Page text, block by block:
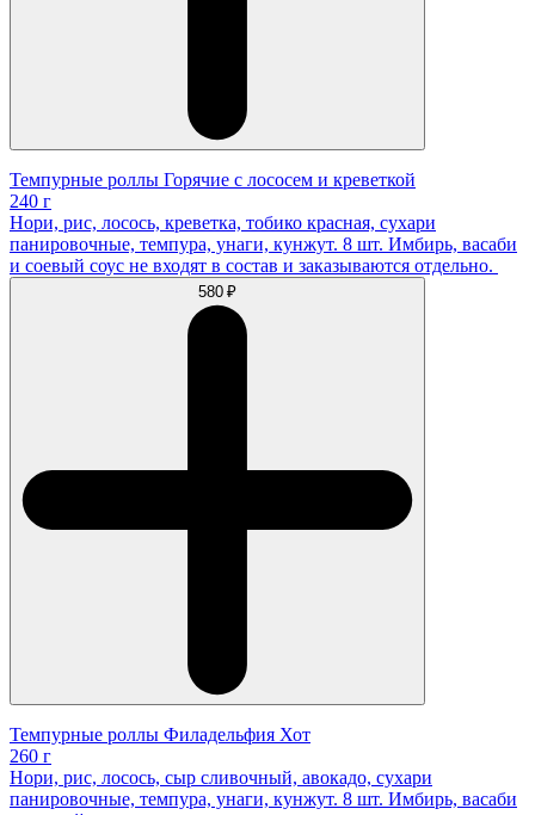
Темпурные роллы Горячие с лососем и креветкой
240 г
Нори, рис, лосось, креветка, тобико красная, сухари
панировочные, темпура, унаги, кунжут. 8 шт. Имбирь, васаби
и соевый соус не входят в состав и заказываются отдельно.
580 ₽
Темпурные роллы Филадельфия Хот
260 г
Нори, рис, лосось, сыр сливочный, авокадо, сухари
панировочные, темпура, унаги, кунжут. 8 шт. Имбирь, васаби